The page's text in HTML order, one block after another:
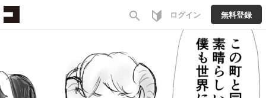
search ログイン 無料登録